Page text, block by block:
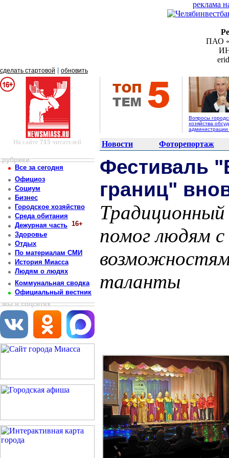
реклама
ПАО
сделать стартовой обновить
Вопросы
хозяйства
На сайте 715 читателей Новости Фоторепортаж
рубрики
Все за сегодня
Официоз
Социум
Бизнес
Городское хозяйство
Среда обитания
Дежурная часть 16+
Здоровье
Отдых
По материалам СМИ
История Миасса
Людям о людях
Коммунальная сводка
Официальный вестник
мы в соцсетях
Фестиваль
границ"
помог людям
таланты